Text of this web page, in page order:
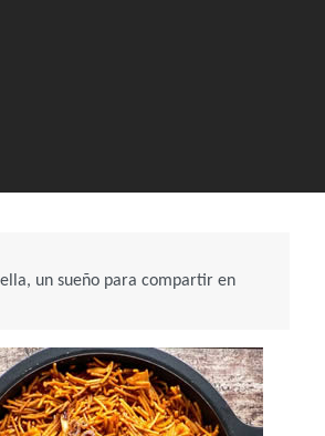
un sueño para compartir en